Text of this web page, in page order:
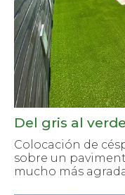
Del gris al verde
Colocación de
sobre un
mucho más